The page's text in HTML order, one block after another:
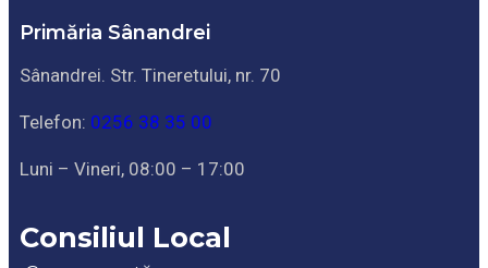
Primăria Sânandrei
Sânandrei. Str. Tineretului, nr. 70
Telefon: 0256 38 35 00
Luni – Vineri, 08:00 – 17:00
Consiliul Local